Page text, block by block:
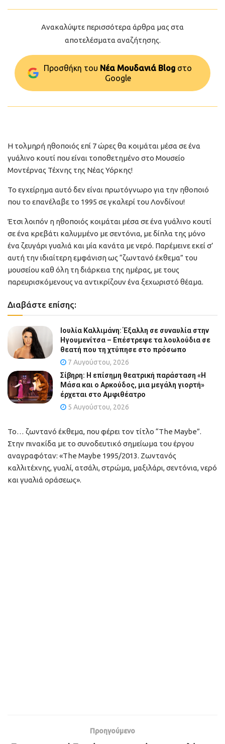
Ανακαλύψτε περισσότερα άρθρα μας στα
αποτελέσματα αναζήτησης.
Προσθήκη του Νέα Μουδανιά Blog στo
Google
Η τολμηρή ηθοποιός επί 7 ώρες θα κοιμάται μέσα σε ένα
γυάλινο κουτί που είναι τοποθετημένο στο Μουσείο
Μοντέρνας Τέχνης της Νέας Υόρκης!
Το εγχείρημα αυτό δεν είναι πρωτόγνωρο για την ηθοποιό
που το επανέλαβε το 1995 σε γκαλερί του Λονδίνου!
Έτσι λοιπόν η ηθοποιός κοιμάται μέσα σε ένα γυάλινο κουτί
σε ένα κρεβάτι καλυμμένο με σεντόνια, με δίπλα της μόνο
ένα ζευγάρι γυαλιά και μία κανάτα με νερό. Παρέμεινε εκεί σ’
αυτή την ιδιαίτερη εμφάνιση ως “ζωντανό έκθεμα” του
μουσείου καθ όλη τη διάρκεια της ημέρας, με τους
παρευρισκόμενους να αντικρίζουν ένα ξεχωριστό θέαμα.
Διαβάστε επίσης:
Ιουλία Καλλιμάνη: Έξαλλη σε συναυλία στην
Ηγουμενίτσα – Επέστρεψε τα λουλούδια σε
θεατή που τη χτύπησε στο πρόσωπο
7 Αυγούστου, 2026
Σίβηρη: Η επίσημη θεατρική παράσταση «Η
Μάσα και ο Αρκούδος, μια μεγάλη γιορτή»
έρχεται στο Αμφιθέατρο
5 Αυγούστου, 2026
Το… ζωντανό έκθεμα, που φέρει τον τίτλο “The Maybe”.
Στην πινακίδα με το συνοδευτικό σημείωμα του έργου
αναγραφόταν: «The Maybe 1995/2013. Ζωντανός
καλλιτέχνης, γυαλί, ατσάλι, στρώμα, μαξιλάρι, σεντόνια, νερό
και γυαλιά οράσεως».
Προηγούμενο